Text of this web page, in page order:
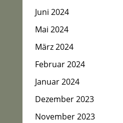
Juni 2024
Mai 2024
März 2024
Februar 2024
Januar 2024
Dezember 2023
November 2023